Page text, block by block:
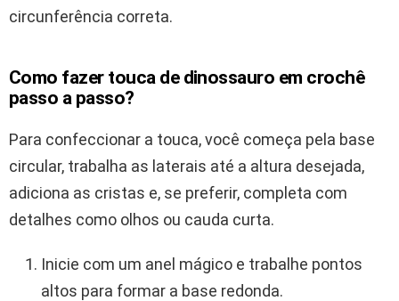
circunferência correta.
Como fazer touca de dinossauro em crochê
passo a passo?
Para confeccionar a touca, você começa pela base
circular, trabalha as laterais até a altura desejada,
adiciona as cristas e, se preferir, completa com
detalhes como olhos ou cauda curta.
Inicie com um anel mágico e trabalhe pontos
altos para formar a base redonda.